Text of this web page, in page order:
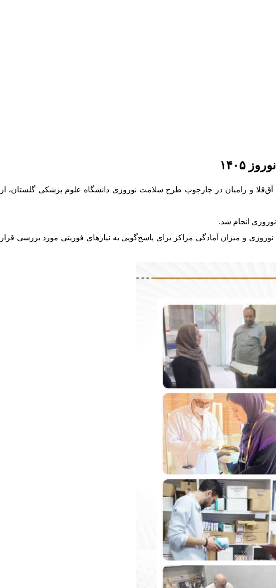
و رامیان در چارچوب طرح سلامت نوروزی دانشگاه علوم پزشکی گلستان، از
انجام شد.
و میزان آمادگی مراکز برای پاسخ‌گویی به نیازهای فوریتی مورد بررسی قرار